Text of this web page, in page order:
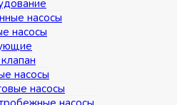
насосы
насосы
насосы
насосы